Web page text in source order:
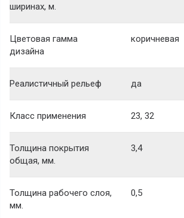
ширинах, м.
Цветовая гамма
дизайна
коричневая
Реалистичный рельеф да
Класс применения 23, 32
Толщина покрытия
общая, мм.
3,4
Толщина рабочего слоя,
мм.
0,5